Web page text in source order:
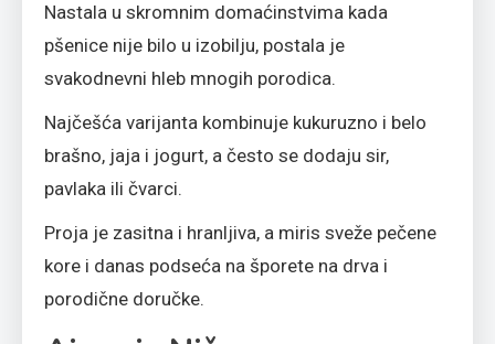
Nastala u skromnim domaćinstvima kada
pšenice nije bilo u izobilju, postala je
svakodnevni hleb mnogih porodica.
Najčešća varijanta kombinuje kukuruzno i belo
brašno, jaja i jogurt, a često se dodaju sir,
pavlaka ili čvarci.
Proja je zasitna i hranljiva, a miris sveže pečene
kore i danas podseća na šporete na drva i
porodične doručke.